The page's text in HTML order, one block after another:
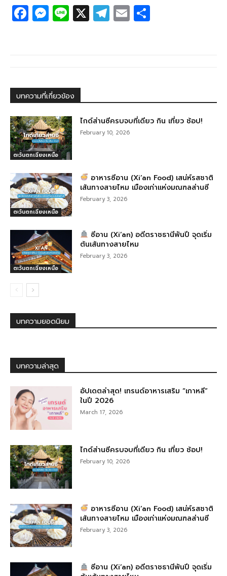
F
a
o
o
k
M
e
g
er
Li
n
X T
el
E
m
บทความที่เกี่ยวข้อง
ตะวันตกเฉียงเหนือ
ไกด์ส่านซีครบจบที่เดียว กิน เที่ยว ช้อป!
February 10, 2026
ตะวันตกเฉียงเหนือ
อาหารซีอาน (Xi’an Food) เสน่ห์รสชาติ
เส้นทางสายไหม เมืองเก่าแห่งมณฑลส่านซี
February 3, 2026
ตะวันตกเฉียงเหนือ
ซีอาน (Xi’an) อดีตราชธานีพันปี จุดเริ่ม
ต้นเส้นทางสายไหม
February 3, 2026
บทความยอดนิยม
บทความล่าสุด
อัปเดตล่าสุด! เทรนด์อาหารเสริม “เกาหลี”
ในปี 2026
March 17, 2026
ไกด์ส่านซีครบจบที่เดียว กิน เที่ยว ช้อป!
February 10, 2026
อาหารซีอาน (Xi’an Food) เสน่ห์รสชาติ
เส้นทางสายไหม เมืองเก่าแห่งมณฑลส่านซี
February 3, 2026
ซีอาน (Xi’an) อดีตราชธานีพันปี จุดเริ่ม